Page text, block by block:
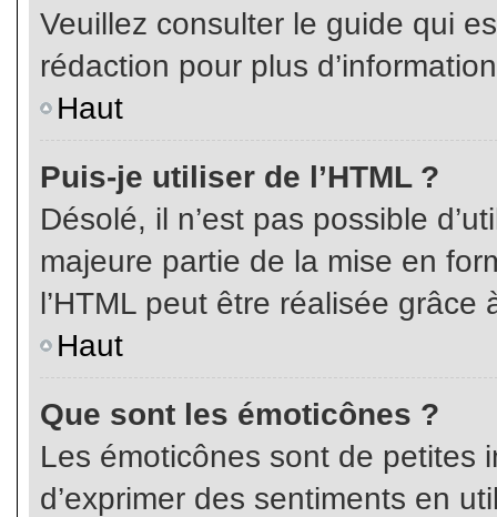
Veuillez consulter le guide qui
rédaction pour plus
Haut
Puis-je utiliser de l’HTML ?
Désolé, il n’est pas possible
majeure partie de la mise en
l’HTML peut être réalisée grâce
Haut
Que sont les émoticônes ?
Les émoticônes sont de petites
d’exprimer des sentiments en